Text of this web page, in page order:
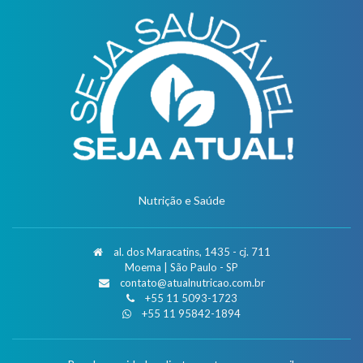
Nutrição e Saúde
al. dos Maracatins, 1435 - cj. 711
Moema | São Paulo - SP
contato@atualnutricao.com.br
+55 11 5093-1723
+55 11 95842-1894